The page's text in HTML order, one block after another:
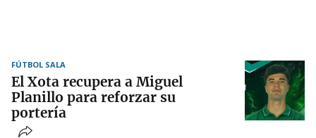
FÚTBOL SALA
El Xota recupera a Miguel
Planillo para reforzar su
portería